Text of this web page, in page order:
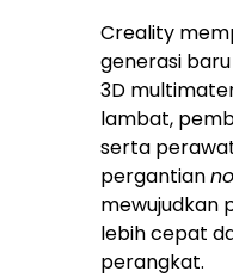
Creality
generasi
3D
lambat,
serta
pergantian
mewujudkan
lebih cepat
perangkat.